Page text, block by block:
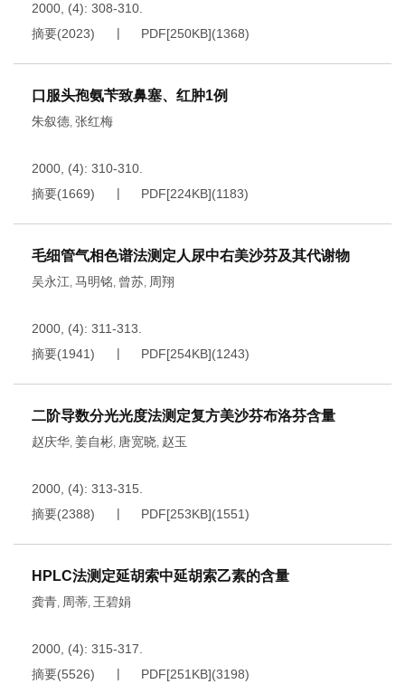
2000, (4): 308-310.
摘要(2023) PDF[250KB](1368)
口服头孢氨苄致鼻塞、红肿1例
朱叙德, 张红梅
2000, (4): 310-310.
摘要(1669) PDF[224KB](1183)
毛细管气相色谱法测定人尿中右美沙芬及其代谢物
吴永江, 马明铭, 曾苏, 周翔
2000, (4): 311-313.
摘要(1941) PDF[254KB](1243)
二阶导数分光光度法测定复方美沙芬布洛芬含量
赵庆华, 姜自彬, 唐宽晓, 赵玉
2000, (4): 313-315.
摘要(2388) PDF[253KB](1551)
HPLC法测定延胡索中延胡索乙素的含量
龚青, 周蒂, 王碧娟
2000, (4): 315-317.
摘要(5526) PDF[251KB](3198)